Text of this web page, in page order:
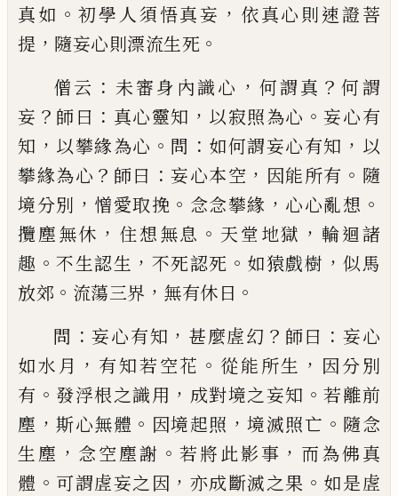
真如 。初學人須悟真妄 ， 依真心則速證菩
提 ， 隨妄心則漂流生死 。
僧云 ： 未審身內識心 ， 何謂真 ？何謂
妄 ？ 師曰 ： 真心靈知 ， 以寂照為心 。妄心有
知 ， 以攀緣為心 。 問 ： 如何謂妄心有知 ， 以
攀緣為心 ？ 師曰 ：妄心本空 ， 因能所有 。 隨
境分別 ， 憎愛取挽 。 念念攀緣 ， 心心亂想 。
攬塵無休 ， 住想無息 。 天堂地獄 ， 輪迴諸
趣 。不生認生 ， 不死認死 。 如猿戲樹 ，似馬
放郊 。 流蕩三界 ， 無有休日 。
問 ：妄心有知 ， 甚麼虗幻 ？ 師曰 ： 妄心
如水月 ， 有知若空花 。 從能所生 ， 因分別
有 。 發浮根之識用 ， 成對境之妄知 。若離前
塵 ，斯心無體 。 因境起照 ，境滅照亡 。 隨念
生 塵 ， 念空塵謝 。若將此影事 ， 而為佛真
體 。 可謂虗妄之因 ， 亦成斷滅之果 。 如是虗